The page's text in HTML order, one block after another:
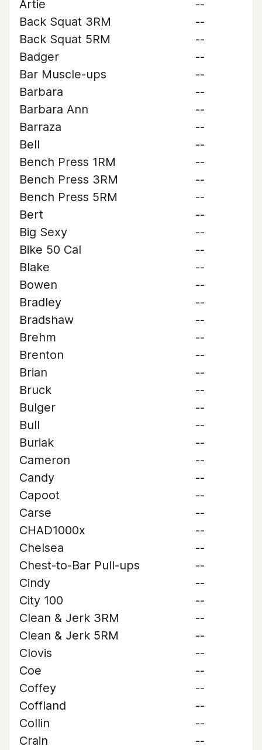
Artie
--
Back Squat 3RM
--
Back Squat 5RM
--
Badger
--
Bar Muscle-ups
--
Barbara
--
Barbara Ann
--
Barraza
--
Bell
--
Bench Press 1RM
--
Bench Press 3RM
--
Bench Press 5RM
--
Bert
--
Big Sexy
--
Bike 50 Cal
--
Blake
--
Bowen
--
Bradley
--
Bradshaw
--
Brehm
--
Brenton
--
Brian
--
Bruck
--
Bulger
--
Bull
--
Buriak
--
Cameron
--
Candy
--
Capoot
--
Carse
--
CHAD1000x
--
Chelsea
--
Chest-to-Bar Pull-ups
--
Cindy
--
City 100
--
Clean & Jerk 3RM
--
Clean & Jerk 5RM
--
Clovis
--
Coe
--
Coffey
--
Coffland
--
Collin
--
Crain
--